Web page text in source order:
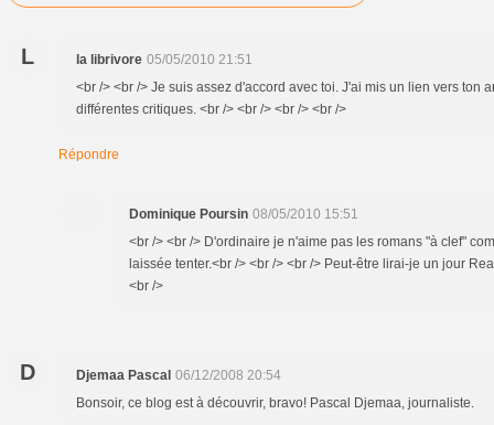
L la librivore 05/05/2010 21:51
<br /> <br /> Je suis assez d'accord avec toi. J'ai mis un lien vers ton
différentes critiques. <br /> <br /> <br /> <br />
Répondre
Dominique Poursin 08/05/2010 15:51
<br /> <br /> D'ordinaire je n'aime pas les romans "à clef"
laissée tenter.<br /> <br /> <br /> Peut-être lirai-je un jour
<br />
D Djemaa Pascal 06/12/2008 20:54
Bonsoir, ce blog est à découvrir, bravo! Pascal Djemaa, journaliste.